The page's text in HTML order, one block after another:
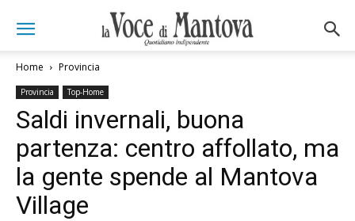
Home Provincia
Provincia Top-Home
Saldi invernali, buona
partenza: centro affollato, ma
la gente spende al Mantova
Village